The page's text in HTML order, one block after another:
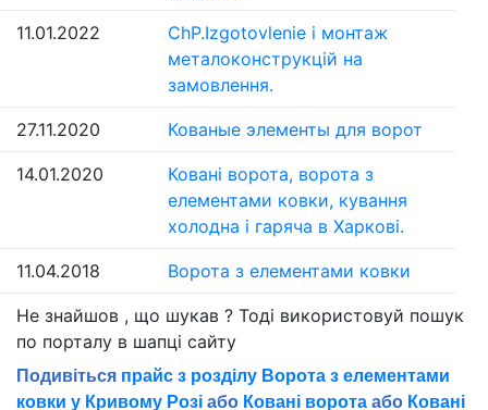
11.01.2022
ChP.Izgotovlenie і монтаж
металоконструкцій на
замовлення.
27.11.2020 Кованые элементы для ворот
14.01.2020
Ковані ворота, ворота з
елементами ковки, кування
холодна і гаряча в Харкові.
11.04.2018 Ворота з елементами ковки
Не знайшов , що шукав ? Тоді використовуй пошук
по порталу в шапцi сайту
Подивіться прайс з розділу Ворота з елементами
ковки у Кривому Розі або Ковані ворота або Ковані